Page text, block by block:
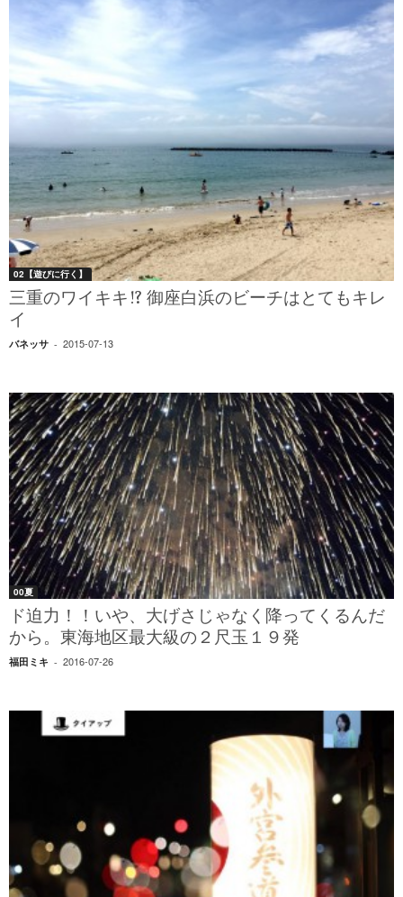
02【遊びに行く】
三重のワイキキ!? 御座白浜のビーチはとてもキレ
イ
バネッサ - 2015-07-13
00夏
ド迫力！！いや、大げさじゃなく降ってくるんだ
から。東海地区最大級の２尺玉１９発
福田ミキ - 2016-07-26